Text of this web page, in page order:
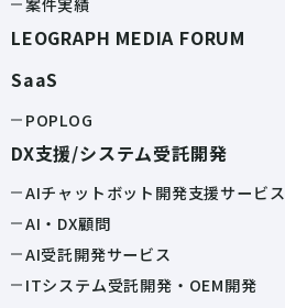
LEOGRAPH MEDIA FORUM
SaaS
POPLOG
DX支援/システム受託開発
AIチャットボット開発支援サービス
AI・DX顧問
AI受託開発サービス
ITシステム受託開発・OEM開発